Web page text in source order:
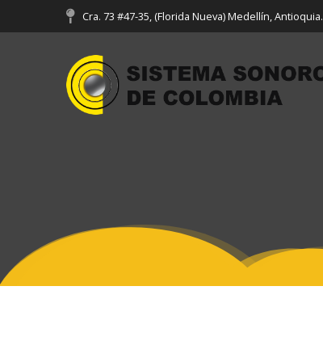
Cra. 73 #47-35, (Florida Nueva) Medellín, Antioquia.